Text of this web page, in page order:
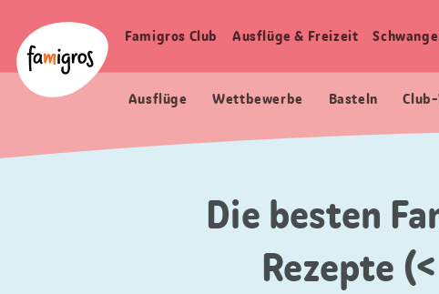
Navigation
Logo
Haupt
Famigros Club Ausflüge & Freizeit
Ausflüge Wettbewerbe Basteln
Die besten
Rezepte